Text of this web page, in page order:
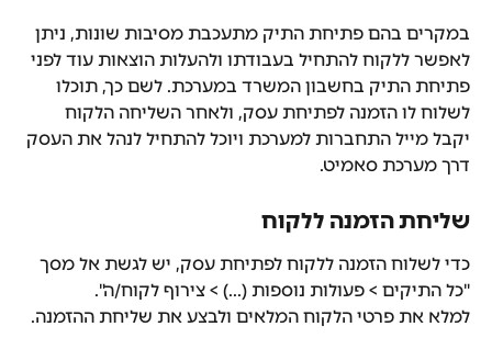
במקרים בהם פתיחת התיק מתעכבת מסיבות שונות, ניתן
לאפשר ללקוח להתחיל בעבודתו ולהעלות הוצאות עוד לפני
פתיחת התיק בחשבון המשרד במערכת. לשם כך, תוכלו
לשלוח לו הזמנה לפתיחת עסק, ולאחר השליחה הלקוח
יקבל מייל התחברות למערכת ויוכל להתחיל לנהל את העסק
דרך מערכת סאמיט.
שליחת הזמנה ללקוח
כדי לשלוח הזמנה ללקוח לפתיחת עסק, יש לגשת אל מסך
"כל התיקים > פעולות נוספות (...) > צירוף לקוח/ה".
למלא את פרטי הלקוח המלאים ולבצע את שליחת ההזמנה.